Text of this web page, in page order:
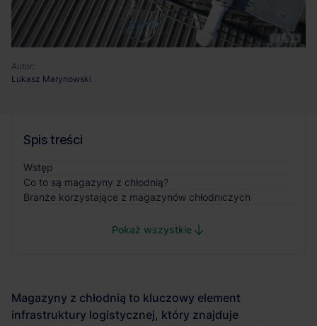
Autor:
Łukasz Marynowski
Spis treści
Wstęp
Co to są magazyny z chłodnią?
Branże korzystające z magazynów chłodniczych
Pokaż wszystkie